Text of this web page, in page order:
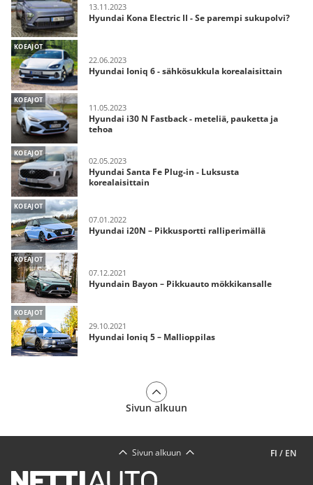
13.11.2023
Hyundai Kona Electric II - Se parempi sukupolvi?
KOEAJOT
22.06.2023
Hyundai Ioniq 6 - sähkösukkula korealaisittain
KOEAJOT
11.05.2023
Hyundai i30 N Fastback - meteliä, pauketta ja
tehoa
KOEAJOT
02.05.2023
Hyundai Santa Fe Plug-in - Luksusta
korealaisittain
KOEAJOT
07.01.2022
Hyundai i20N – Pikkusportti ralliperimällä
KOEAJOT
07.12.2021
Hyundain Bayon – Pikkuauto mökkikansalle
KOEAJOT
29.10.2021
Hyundai Ioniq 5 – Mallioppilas
Sivun alkuun
FI / EN
Sivun alkuun